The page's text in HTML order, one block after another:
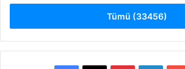
Tümü (33456)